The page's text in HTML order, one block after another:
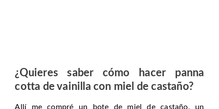
¿Quieres saber cómo hacer panna
cotta de vainilla con miel de castaño?
Allí me compré un bote de miel de castaño, un